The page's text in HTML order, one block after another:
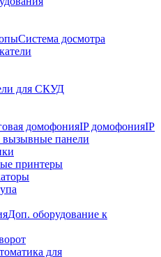
Система досмотра
для СКУД
домофонияIP домофонияIP
вызывные панели
принтеры
Доп. оборудование к
для